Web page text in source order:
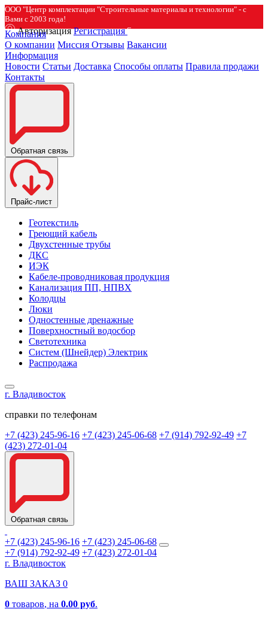
ООО "Центр комплектации "Строительные материалы и технологии" - с
Вами с 2003 года!
Авторизация Регистрация
Компания
О компании Миссия Отзывы Вакансии
Информация
Новости Статьи Доставка Способы оплаты Правила продажи
Контакты
Обратная связь
Прайс-лист
Геотекстиль
Греющий кабель
Двухстенные трубы
ДКС
ИЭК
Кабеле-проводниковая продукция
Канализация ПП, НПВХ
Колодцы
Люки
Одностенные дренажные
Поверхностный водосбор
Светотехника
Систем (Шнейдер) Электрик
Распродажа
г. Владивосток
справки по телефонам
+7 (423) 245-96-16 +7 (423) 245-06-68 +7 (914) 792-92-49 +7
(423) 272-01-04
Обратная связь
+7 (423) 245-96-16 +7 (423) 245-06-68
+7 (914) 792-92-49 +7 (423) 272-01-04
г. Владивосток
ВАШ ЗАКАЗ 0
0 товаров, на 0.00 руб.